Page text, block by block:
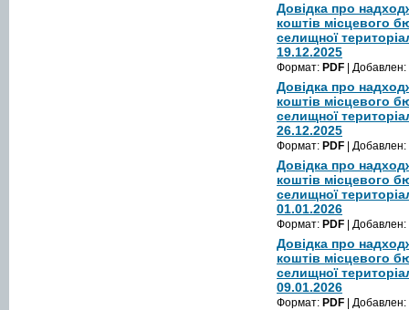
Довідка про
коштів місцевого
селищної
19.12.2025
Формат: PDF | Добавлен:
Довідка про
коштів місцевого
селищної
26.12.2025
Формат: PDF | Добавлен:
Довідка про
коштів місцевого
селищної
01.01.2026
Формат: PDF | Добавлен:
Довідка про
коштів місцевого
селищної
09.01.2026
Формат: PDF | Добавлен: